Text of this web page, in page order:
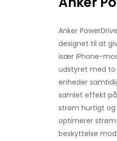
Anker
designet til at
især iPhone-
udstyret med to
enheder
samlet effekt på
strøm hurtigt og
optimerer
beskyttelse